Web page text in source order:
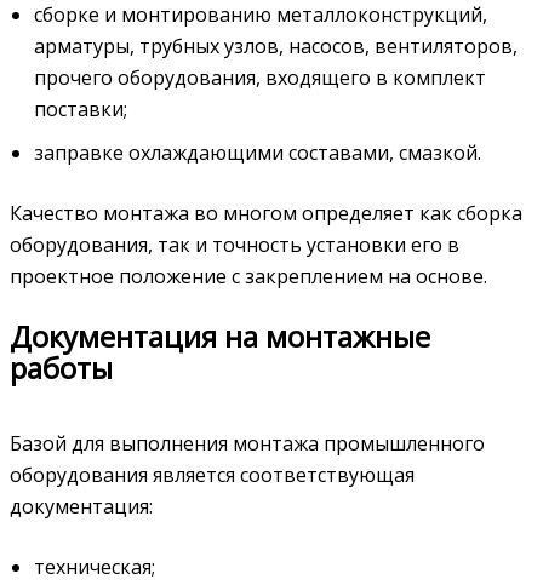
сборке и монтированию металлоконструкций,
арматуры, трубных узлов, насосов, вентиляторов,
прочего оборудования, входящего в комплект
поставки;
заправке охлаждающими составами, смазкой.
Качество монтажа во многом определяет как сборка
оборудования, так и точность установки его в
проектное положение с закреплением на основе.
Документация на монтажные
работы
Базой для выполнения монтажа промышленного
оборудования является соответствующая
документация:
техническая;